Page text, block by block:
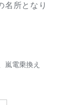
名所となり
嵐電乗換え